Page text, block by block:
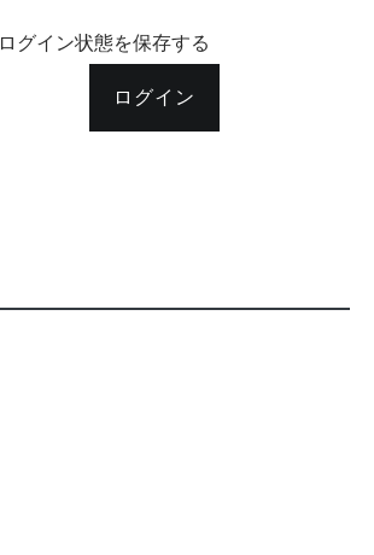
ログイン状態を保存する